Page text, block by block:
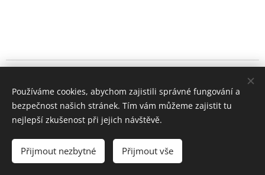
+420 722 195 264
Cookies
Měna
CZK Kč
Používáme cookies, abychom zajistili správné fungování a
bezpečnost našich stránek. Tím vám můžeme zajistit tu
nejlepší zkušenost při jejich návštěvě.
Přijmout nezbytné Přijmout vše